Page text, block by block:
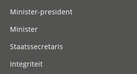
Minister-president
Minister
Staatssecretaris
Integriteit